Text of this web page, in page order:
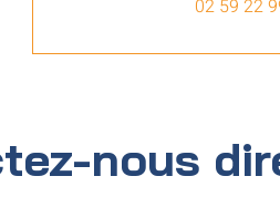
02 59 22
nous